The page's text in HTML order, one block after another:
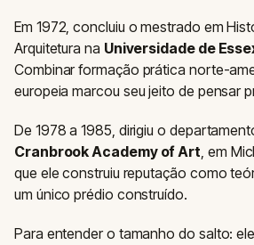
Em 1972, concluiu o mestrado em
Arquitetura na Universidade de
Combinar formação prática norte-
europeia marcou seu jeito de pensar
De 1978 a 1985, dirigiu o
Cranbrook Academy of Art, em
que ele construiu reputação como
um único prédio construído.
Para entender o tamanho do salto: